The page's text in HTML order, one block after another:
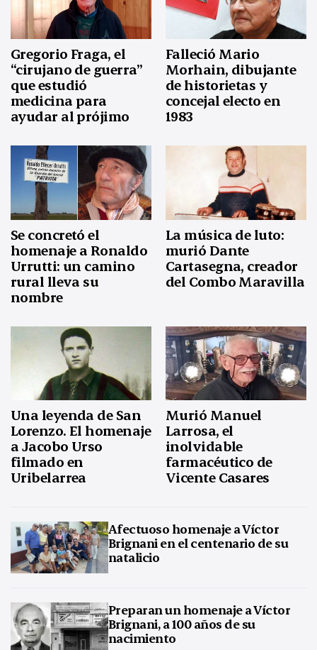
Gregorio Fraga, el
“cirujano de guerra”
que estudió
medicina para
ayudar al prójimo
Falleció Mario
Morhain, dibujante
de historietas y
concejal electo en
1983
Se concretó el
homenaje a Ronaldo
Urrutti: un camino
rural lleva su
nombre
La música de luto:
murió Dante
Cartasegna, creador
del Combo Maravilla
Una leyenda de San
Lorenzo. El homenaje
a Jacobo Urso
filmado en
Uribelarrea
Murió Manuel
Larrosa, el
inolvidable
farmacéutico de
Vicente Casares
Afectuoso homenaje a Víctor
Brignani en el centenario de su
natalicio
Preparan un homenaje a Víctor
Brignani, a 100 años de su
nacimiento